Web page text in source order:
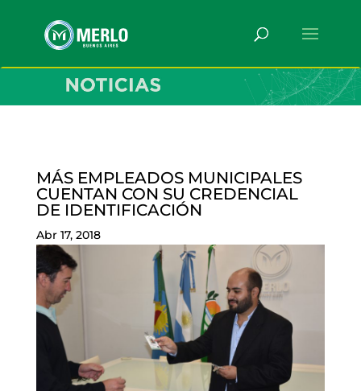
MÁS EMPLEADOS MUNICIPALES
CUENTAN CON SU CREDENCIAL
DE IDENTIFICACIÓN
Abr 17, 2018